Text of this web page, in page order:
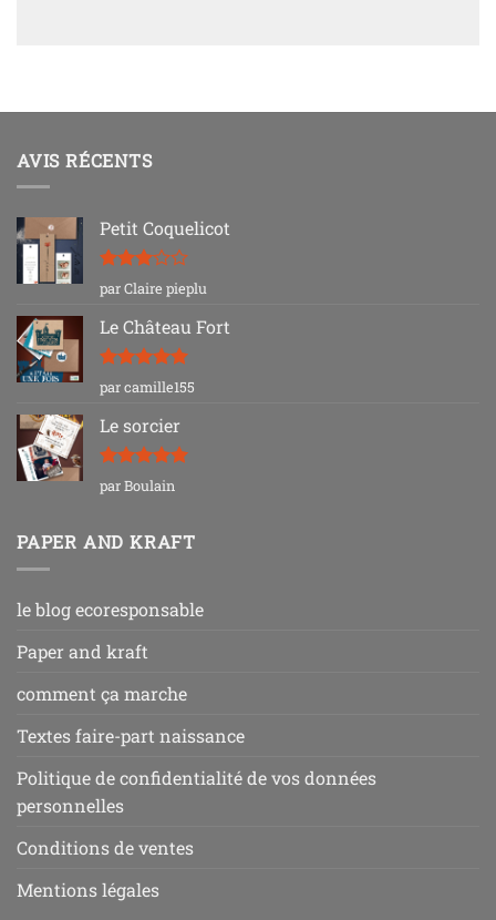
AVIS RÉCENTS
Petit Coquelicot
Note3
sur 5
par Claire pieplu
Le Château Fort
Note5sur
5
par camille155
Le sorcier
Note5sur
5
par Boulain
PAPER AND KRAFT
le blog ecoresponsable
Paper and kraft
comment ça marche
Textes faire-part naissance
Politique de confidentialité de vos données
personnelles
Conditions de ventes
Mentions légales